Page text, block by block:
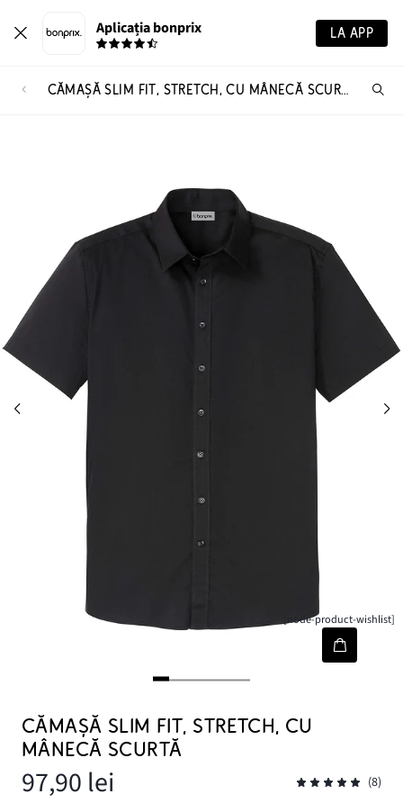
Aplicația bonprix LA APP
CĂMAȘĂ SLIM FIT, STRETCH, CU MÂNECĂ SCURTĂ
[node-product-wishlist]
CĂMAȘĂ SLIM FIT, STRETCH, CU
MÂNECĂ SCURTĂ
97,90 lei (8)